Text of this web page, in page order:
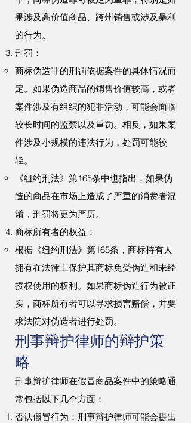
果涉及高价值商品、跨州销售或涉及暴利
的行为。
刑罚：
商标伪造罪的刑罚依据案件的具体情况而
定。如果伪造商品的销售价值较高，或者
案件涉及有组织的犯罪活动，可能会面临
较长时间的监禁以及重罚。相反，如果案
件涉及小规模的违法行为，处罚可能较
轻。
《纽约刑法》第165条中也指出，如果伪
造的商品在市场上造成了严重的消费者混
淆，刑罚将更为严厉。
商标所有者的权益：
根据《纽约刑法》第165条，商标持有人
拥有在法律上保护其商标免受伪造和未经
授权使用的权利。如果商标伪造行为被证
实，商标所有者可以寻求损害赔偿，并要
求法院对伪造者进行处罚。
刑事辩护律师的辩护策
略
刑事辩护律师在假冒商品案件中的策略通
常包括以下几个方面：
否认假冒行为：刑事辩护律师可能会提出